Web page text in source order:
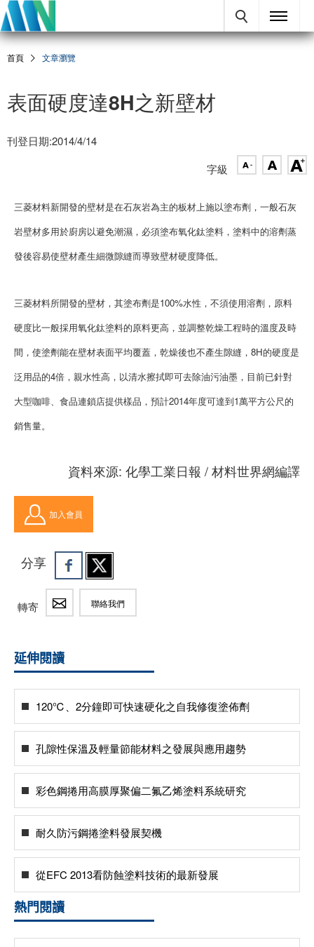
首頁 文章瀏覽
表面硬度達8H之新壁材
刊登日期:2014/4/14
字級
三菱材料新開發的壁材是在石灰岩為主的板材上施以塗布劑，一般石灰
岩壁材多用於廚房以避免潮濕，必須塗布氧化鈦塗料，塗料中的溶劑蒸
發後容易使壁材產生細微隙縫而導致壁材硬度降低。
三菱材料所開發的壁材，其塗布劑是100%水性，不須使用溶劑，原料
硬度比一般採用氧化鈦塗料的原料更高，並調整乾燥工程時的溫度及時
間，使塗劑能在壁材表面平均覆蓋，乾燥後也不產生隙縫，8H的硬度是
泛用品的4倍，親水性高，以清水擦拭即可去除油污油墨，目前已針對
大型咖啡、食品連鎖店提供樣品，預計2014年度可達到1萬平方公尺的
銷售量。
資料來源: 化學工業日報 / 材料世界網編譯
加入會員
分享
轉寄 聯絡我們
延伸閱讀
120℃、2分鐘即可快速硬化之自我修復塗佈劑
孔隙性保溫及輕量節能材料之發展與應用趨勢
彩色鋼捲用高膜厚聚偏二氟乙烯塗料系統研究
耐久防污鋼捲塗料發展契機
從EFC 2013看防蝕塗料技術的最新發展
熱門閱讀